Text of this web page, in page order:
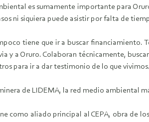
es sumamente importante para
ni siquiera puede asistir por falta de
tiene que ir a buscar financiamiento.
y a Oruro. Colaboran técnicamente,
para ir a dar testimonio de lo que vivimos.
de LIDEMA, la red medio ambiental
como aliado principal al CEPA, obra de